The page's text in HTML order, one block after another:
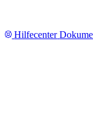
Hilfecenter